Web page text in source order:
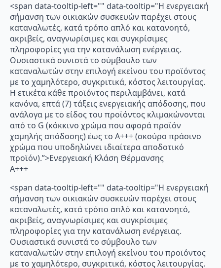
<span data-tooltip-left="" data-tooltip="Η ενεργειακή
σήμανση των οικιακών συσκευών παρέχει στους
καταναλωτές, κατά τρόπο απλό και κατανοητό,
ακριβείς, αναγνωρίσιμες και συγκρίσιμες
πληροφορίες για την κατανάλωση ενέργειας.
Ουσιαστικά συνιστά το σύμβουλο των
καταναλωτών στην επιλογή εκείνου του προϊόντος
με το χαμηλότερο, συγκριτικά, κόστος λειτουργίας.
Η ετικέτα κάθε προϊόντος περιλαμβάνει, κατά
κανόνα, επτά (7) τάξεις ενεργειακής απόδοσης, που
ανάλογα με το είδος του προϊόντος κλιμακώνονται
από το G (κόκκινο χρώμα που αφορά προϊόν
χαμηλής απόδοσης) έως το Α+++ (σκούρο πράσινο
χρώμα που υποδηλώνει ιδιαίτερα αποδοτικό
προϊόν).”>Ενεργειακή Κλάση Θέρμανσης
A+++
<span data-tooltip-left="" data-tooltip="Η ενεργειακή
σήμανση των οικιακών συσκευών παρέχει στους
καταναλωτές, κατά τρόπο απλό και κατανοητό,
ακριβείς, αναγνωρίσιμες και συγκρίσιμες
πληροφορίες για την κατανάλωση ενέργειας.
Ουσιαστικά συνιστά το σύμβουλο των
καταναλωτών στην επιλογή εκείνου του προϊόντος
με το χαμηλότερο, συγκριτικά, κόστος λειτουργίας.